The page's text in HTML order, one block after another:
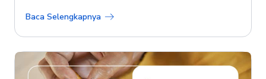
Baca Selengkapnya